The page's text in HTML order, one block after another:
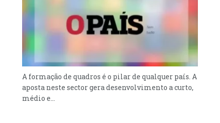
A formação de quadros é o pilar de qualquer país. A
aposta neste sector gera desenvolvimento a curto,
médio e...